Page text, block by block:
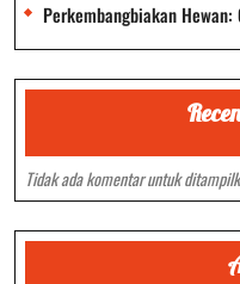
Perkembangbiakan
Tidak ada komentar untuk